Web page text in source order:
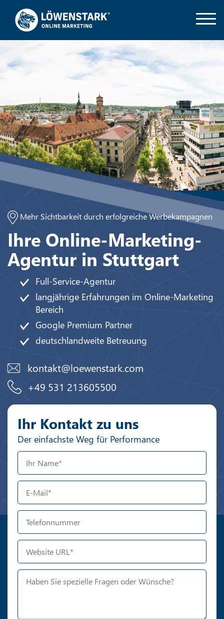
Mehr Sichtbarkeit durch erfolgreiche Werbekampagnen
Ihre Online-Marketing-
Agentur in Stuttgart
Full-Service-Agentur
langjährige Erfahrungen im Online-Marketing
Bereich
Google Premium Partner
deutschlandweite Betreuung
kontakt@loewenstark.com
+49 531 213605500
Ihr Kontakt zu uns
Der einfachste Weg für Performance